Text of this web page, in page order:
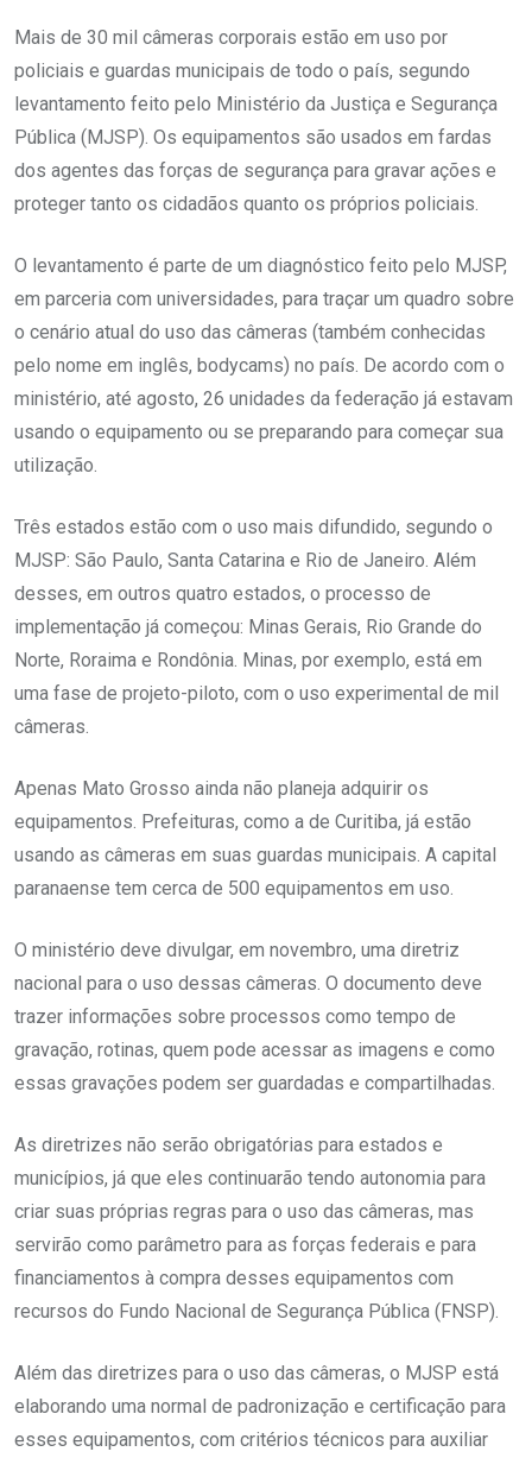
Mais de 30 mil câmeras corporais estão em uso por
policiais e guardas municipais de todo o país, segundo
levantamento feito pelo Ministério da Justiça e Segurança
Pública (MJSP). Os equipamentos são usados em fardas
dos agentes das forças de segurança para gravar ações e
proteger tanto os cidadãos quanto os próprios policiais.
O levantamento é parte de um diagnóstico feito pelo MJSP,
em parceria com universidades, para traçar um quadro sobre
o cenário atual do uso das câmeras (também conhecidas
pelo nome em inglês, bodycams) no país. De acordo com o
ministério, até agosto, 26 unidades da federação já estavam
usando o equipamento ou se preparando para começar sua
utilização.
Três estados estão com o uso mais difundido, segundo o
MJSP: São Paulo, Santa Catarina e Rio de Janeiro. Além
desses, em outros quatro estados, o processo de
implementação já começou: Minas Gerais, Rio Grande do
Norte, Roraima e Rondônia. Minas, por exemplo, está em
uma fase de projeto-piloto, com o uso experimental de mil
câmeras.
Apenas Mato Grosso ainda não planeja adquirir os
equipamentos. Prefeituras, como a de Curitiba, já estão
usando as câmeras em suas guardas municipais. A capital
paranaense tem cerca de 500 equipamentos em uso.
O ministério deve divulgar, em novembro, uma diretriz
nacional para o uso dessas câmeras. O documento deve
trazer informações sobre processos como tempo de
gravação, rotinas, quem pode acessar as imagens e como
essas gravações podem ser guardadas e compartilhadas.
As diretrizes não serão obrigatórias para estados e
municípios, já que eles continuarão tendo autonomia para
criar suas próprias regras para o uso das câmeras, mas
servirão como parâmetro para as forças federais e para
financiamentos à compra desses equipamentos com
recursos do Fundo Nacional de Segurança Pública (FNSP).
Além das diretrizes para o uso das câmeras, o MJSP está
elaborando uma normal de padronização e certificação para
esses equipamentos, com critérios técnicos para auxiliar